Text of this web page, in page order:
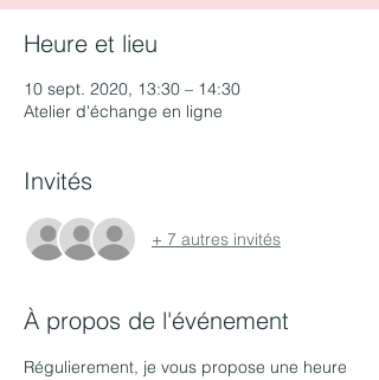
Heure et lieu
10 sept. 2020, 13:30 – 14:30
Atelier d'échange en ligne
Invités
+ 7 autres invités
À propos de l'événement
Régulierement, je vous propose une heure